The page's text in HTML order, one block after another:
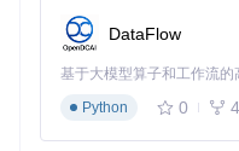
音频引擎层
Winlator提供ALSA和
ALSA引擎
：低延迟但
DataFlow
基于大模型算子和工作流
Python
0 4